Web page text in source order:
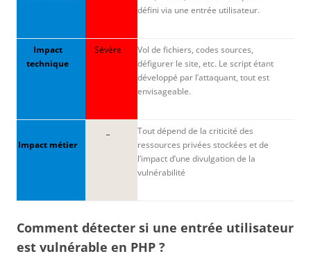
défini via une entrée utilisateur.
Impact
technique
Sévère
Vol de fichiers, codes sources,
défigurer le site, etc. Le script étant
développé par l’attaquant, tout est
envisageable.
Impact métier
Tout dépend de la criticité des
ressources privées stockées et de
l’impact d’une divulgation de la
vulnérabilité
Comment détecter si une entrée utilisateur
est vulnérable en PHP ?